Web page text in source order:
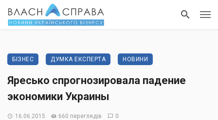
БІЗНЕС ДУМКА ЕКСПЕРТА НОВИНИ
Яресько спрогнозировала падение
экономики Украины
16.06.2015 660 переглядів 0